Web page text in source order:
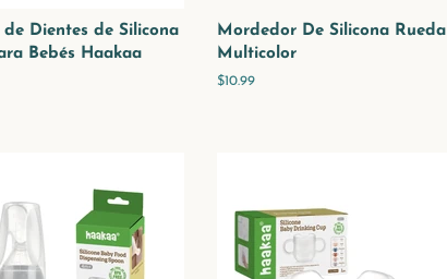
Dientes de Silicona
Bebés Haakaa
Mordedor De Silicona Rueda
Multicolor
Precio
$10.99